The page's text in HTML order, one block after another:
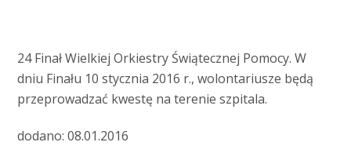
24 Finał Wielkiej Orkiestry Świątecznej Pomocy. W
dniu Finału 10 stycznia 2016 r., wolontariusze będą
przeprowadzać kwestę na terenie szpitala.
dodano: 08.01.2016